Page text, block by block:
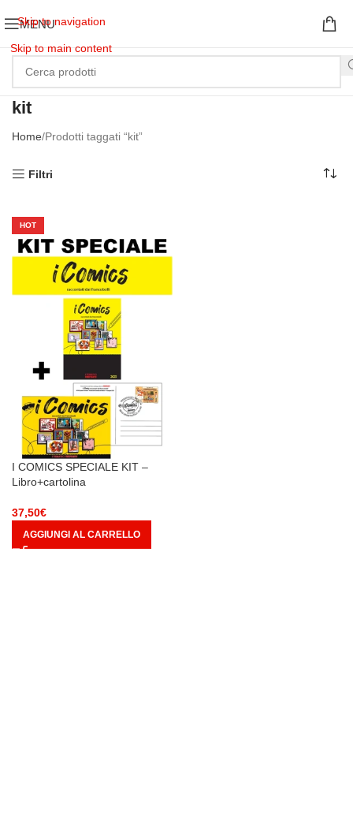
Skip to navigation
Skip to main content
MENU
kit
Home Prodotti taggati “kit”
Filtri
HOT
I COMICS SPECIALE KIT –
Libro+cartolina
37,50€
AGGIUNGI AL CARRELLO